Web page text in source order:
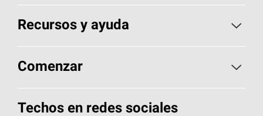
Elija sus tejas
Encuentre un contratista
Componentes para techos
Recursos y ayuda
Aspectos básicos sobre techos
Herramientas de diseño y color
Comenzar
Llame al 1-800-GET-PINK®
Techos en redes sociales